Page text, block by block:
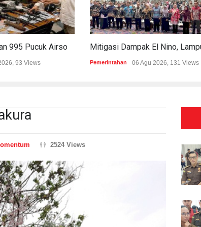
Polisi Temukan 995 Pucuk Airsoft Gun Dan Senjata Api Di Sekolah Swasta
Views
Mitigasi Dampak El Nino, Lampung Data Penggunaan Air Permukaan
Pemerintahan 06 Agu 2026, 131 Views
2524 Views